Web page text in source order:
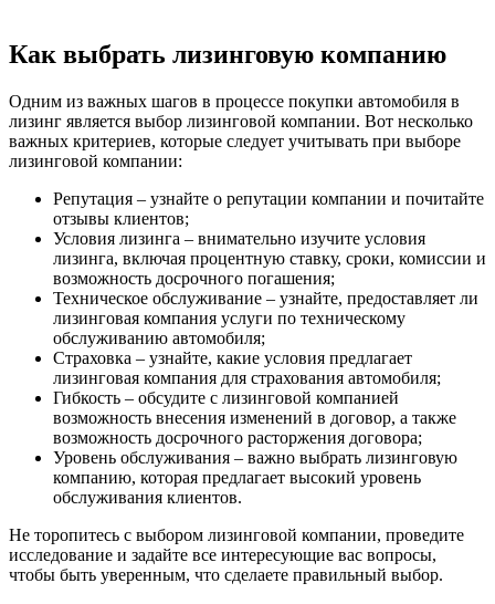
Как выбрать лизинговую компанию
Одним из важных шагов в процессе покупки автомобиля в
лизинг является выбор лизинговой компании. Вот несколько
важных критериев, которые следует учитывать при выборе
лизинговой компании:
Репутация – узнайте о репутации компании и почитайте
отзывы клиентов;
Условия лизинга – внимательно изучите условия
лизинга, включая процентную ставку, сроки, комиссии и
возможность досрочного погашения;
Техническое обслуживание – узнайте, предоставляет ли
лизинговая компания услуги по техническому
обслуживанию автомобиля;
Страховка – узнайте, какие условия предлагает
лизинговая компания для страхования автомобиля;
Гибкость – обсудите с лизинговой компанией
возможность внесения изменений в договор, а также
возможность досрочного расторжения договора;
Уровень обслуживания – важно выбрать лизинговую
компанию, которая предлагает высокий уровень
обслуживания клиентов.
Не торопитесь с выбором лизинговой компании, проведите
исследование и задайте все интересующие вас вопросы,
чтобы быть уверенным, что сделаете правильный выбор.